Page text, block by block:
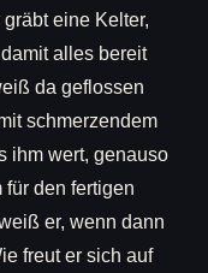
eine Kelter,
alles bereit
da geflossen
schmerzendem
ihm wert, genauso
den fertigen
er, wenn dann
freut er sich auf